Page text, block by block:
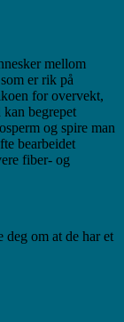
mellom
er rik på
for overvekt,
begrepet
og spire man
bearbeidet
fiber- og
deg om at de har et